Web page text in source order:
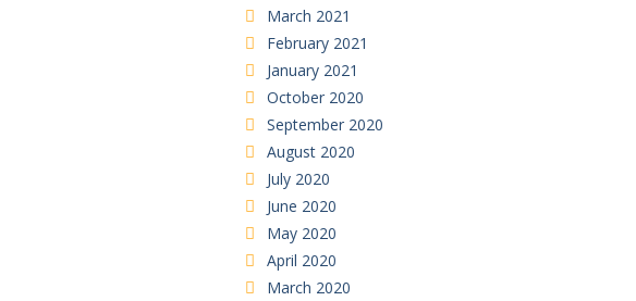
March 2021
February 2021
January 2021
October 2020
September 2020
August 2020
July 2020
June 2020
May 2020
April 2020
March 2020